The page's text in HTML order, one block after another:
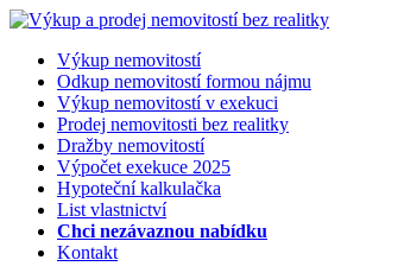
Výkup nemovitostí
Odkup nemovitostí formou nájmu
Výkup nemovitostí v exekuci
Prodej nemovitosti bez realitky
Dražby nemovitostí
Výpočet exekuce 2025
Hypoteční kalkulačka
List vlastnictví
Chci nezávaznou nabídku
Kontakt